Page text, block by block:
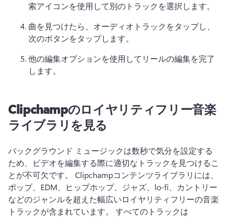
索アイコンを使用して別のトラックを選択します。
曲を見つけたら、オーディオトラックをタップし、
次のボタンをタップします。
他の編集オプションを使用してリールの編集を完了
します。
Clipchampのロイヤリティフリー音楽
ライブラリを見る
バックグラウンド ミュージックは数秒で気分を設定する
ため、ビデオを編集する際に適切なトラックを見つけるこ
とが不可欠です。 Clipchampコンテンツライブラリには、
ポップ、EDM、ヒップホップ、ジャズ、lo-fi、カントリー
などのジャンルを超えた幅広いロイヤリティフリーの音楽
トラックが含まれています。 すべてのトラックは